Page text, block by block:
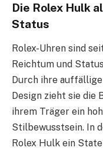
Die Rolex Hulk
Status
Rolex-Uhren sind
Reichtum und
Durch ihre
Design zieht sie die
ihrem Träger ein
Stilbewusstsein. In
Rolex Hulk ein